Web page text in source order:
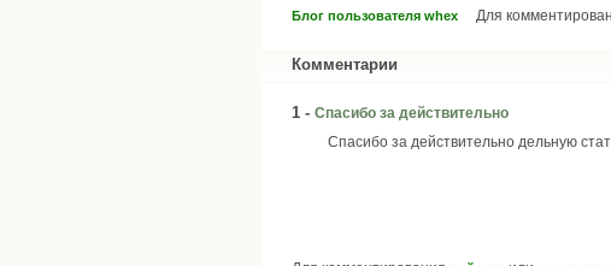
Блог пользователя whex Для
Комментарии
1 - Спасибо за действительно
Спасибо за действительно дельную